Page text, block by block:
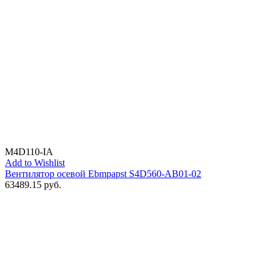
M4D110-IA
Add to Wishlist
Вентилятор осевой Ebmpapst S4D560-AB01-02
63489.15 руб.